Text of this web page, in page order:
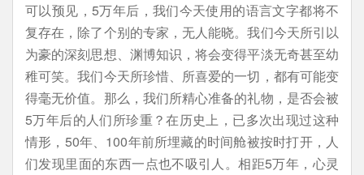
可以预见，5万年后，我们今天使用的语言文字都将不
复存在，除了个别的专家，无人能晓。我们今天所引以
为豪的深刻思想、渊博知识，将会变得平淡无奇甚至幼
稚可笑。我们今天所珍惜、所喜爱的一切，都有可能变
得毫无价值。那么，我们所精心准备的礼物，是否会被
5万年后的人们所珍重？在历史上，已多次出现过这种
情形，50年、100年前所埋藏的时间舱被按时打开，人
们发现里面的东西一点也不吸引人。相距5万年，心灵